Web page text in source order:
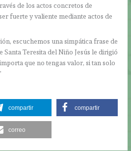
de los actos concretos de
fuerte y valiente mediante actos de
escuchemos una simpática frase de
Santa Teresita del Niño Jesús le dirigió
que no tengas valor, si tan solo
compartir compartir
correo